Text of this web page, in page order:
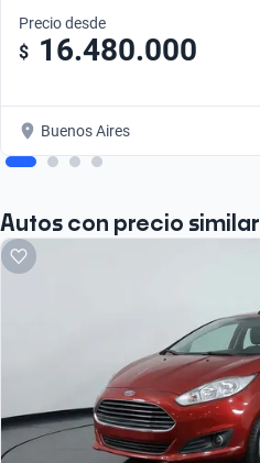
Precio desde
$ 16.480.000
Buenos Aires
Autos con precio similar